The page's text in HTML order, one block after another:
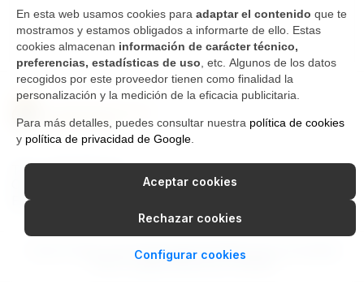
En esta web usamos cookies para adaptar el contenido que te
mostramos y estamos obligados a informarte de ello. Estas
cookies almacenan información de carácter técnico,
preferencias, estadísticas de uso , etc. Algunos de los datos
recogidos por este proveedor tienen como finalidad la
personalización y la medición de la eficacia publicitaria.
Para más detalles, puedes consultar nuestra política de cookies
y política de privacidad de Google
Aceptar cookies
Rechazar cookies
Configurar cookies
Tfno. 976 662 311
Ctra Gallur-Sangüesa s/n 50600
Ejea de los Caballeros, Zaragoza
Canal Interno de InformaciónPolítica de privacidad
Aviso LegalPolítica de cookies